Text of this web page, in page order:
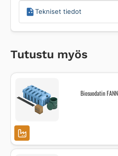
Tekniset tiedot
Tutustu myös
Biosuodatin